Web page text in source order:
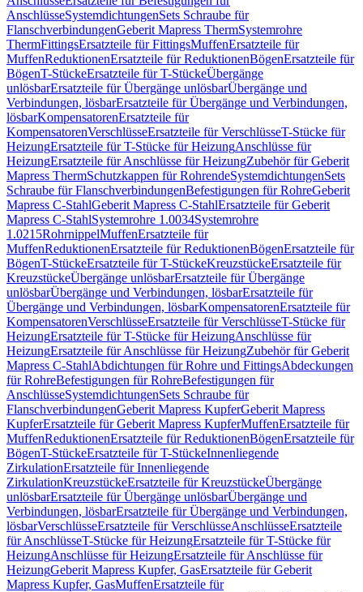
AnschlüsseSystemdichtungenSets Schraube für
FlanschverbindungenGeberit Mapress ThermSystemrohre
ThermFittingsErsatzteile für FittingsMuffenErsatzteile für
MuffenReduktionenErsatzteile für ReduktionenBögenErsatzteile für
BögenT-StückeErsatzteile für T-StückeÜbergänge
unlösbarErsatzteile für Übergänge unlösbarÜbergänge und
Verbindungen, lösbarErsatzteile für Übergänge und Verbindungen,
lösbarKompensatorenErsatzteile für
KompensatorenVerschlüsseErsatzteile für VerschlüsseT-Stücke für
HeizungErsatzteile für T-Stücke für HeizungAnschlüsse für
HeizungErsatzteile für Anschlüsse für HeizungZubehör für Geberit
Mapress ThermSchutzkappen für RohrendeSystemdichtungenSets
Schraube für FlanschverbindungenBefestigungen für RohreGeberit
Mapress C-StahlGeberit Mapress C-StahlErsatzteile für Geberit
Mapress C-StahlSystemrohre 1.0034Systemrohre
1.0215RohrnippelMuffenErsatzteile für
MuffenReduktionenErsatzteile für ReduktionenBögenErsatzteile für
BögenT-StückeErsatzteile für T-StückeKreuzstückeErsatzteile für
KreuzstückeÜbergänge unlösbarErsatzteile für Übergänge
unlösbarÜbergänge und Verbindungen, lösbarErsatzteile für
Übergänge und Verbindungen, lösbarKompensatorenErsatzteile für
KompensatorenVerschlüsseErsatzteile für VerschlüsseT-Stücke für
HeizungErsatzteile für T-Stücke für HeizungAnschlüsse für
HeizungErsatzteile für Anschlüsse für HeizungZubehör für Geberit
Mapress C-StahlAbdichtungen für Rohre und FittingsAbdeckungen
für RohreBefestigungen für RohreBefestigungen für
AnschlüsseSystemdichtungenSets Schraube für
FlanschverbindungenGeberit Mapress KupferGeberit Mapress
KupferErsatzteile für Geberit Mapress KupferMuffenErsatzteile für
MuffenReduktionenErsatzteile für ReduktionenBögenErsatzteile für
BögenT-StückeErsatzteile für T-StückeInnenliegende
ZirkulationErsatzteile für Innenliegende
ZirkulationKreuzstückeErsatzteile für KreuzstückeÜbergänge
unlösbarErsatzteile für Übergänge unlösbarÜbergänge und
Verbindungen, lösbarErsatzteile für Übergänge und Verbindungen,
lösbarVerschlüsseErsatzteile für VerschlüsseAnschlüsseErsatzteile
für AnschlüsseT-Stücke für HeizungErsatzteile für T-Stücke für
HeizungAnschlüsse für HeizungErsatzteile für Anschlüsse für
HeizungGeberit Mapress Kupfer, GasErsatzteile für Geberit
Mapress Kupfer, GasMuffenErsatzteile für